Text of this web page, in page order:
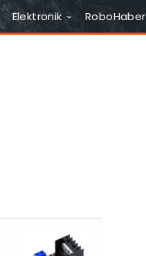
Elektronik RoboHaber